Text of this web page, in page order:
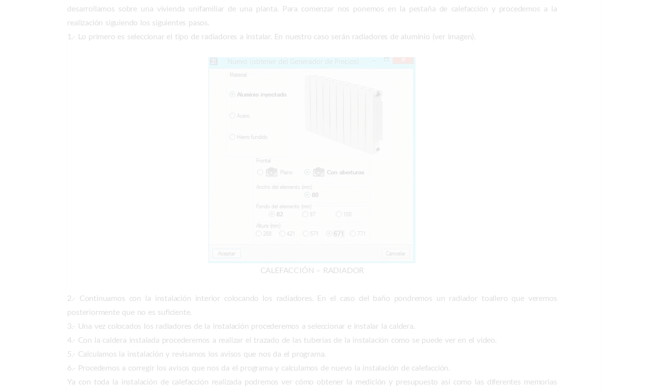
desarrollamos sobre una vivienda unifamiliar de una planta. Para comenzar nos ponemos en la pestaña de calefacción y procedemos a la
realización siguiendo los siguientes pasos.
1.- Lo primero es seleccionar el tipo de radiadores a instalar. En nuestro caso serán radiadores de aluminio (ver imagen).
CALEFACCIÓN – RADIADOR
2.- Continuamos con la instalación interior colocando los radiadores. En el caso del baño pondremos un radiador toallero que veremos
posteriormente que no es suficiente.
3.- Una vez colocados los radiadores de la instalación procederemos a seleccionar e instalar la caldera.
4.- Con la caldera instalada procederemos a realizar el trazado de las tuberías de la instalación como se puede ver en el video.
5.- Calculamos la instalación y revisamos los avisos que nos da el programa.
6.- Procedemos a corregir los avisos que nos da el programa y calculamos de nuevo la instalación de calefacción.
Ya con toda la instalación de calefacción realizada podremos ver cómo obtener la medición y presupuesto así como las diferentes memorias